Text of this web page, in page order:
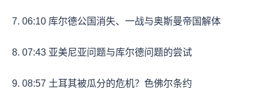
7. 06:10 库尔德公国消失、一战与奥斯曼帝国解体
8. 07:43 亚美尼亚问题与库尔德问题的尝试
9. 08:57 土耳其被瓜分的危机？色佛尔条约